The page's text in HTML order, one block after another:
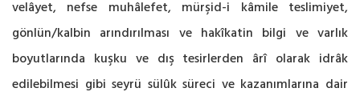
velâyet, nefse muhâlefet, mürşid-i kâmile teslimiyet,
gönlün/kalbin arındırılması ve hakîkatin bilgi ve varlık
boyutlarında kuşku ve dış tesirlerden ârî olarak idrâk
edilebilmesi gibi seyrü sülûk süreci ve kazanımlarına dair